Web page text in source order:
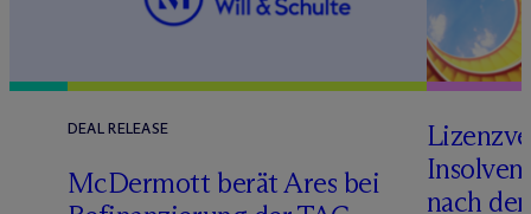
DEAL RELEASE
McDermott berät Ares bei
nach